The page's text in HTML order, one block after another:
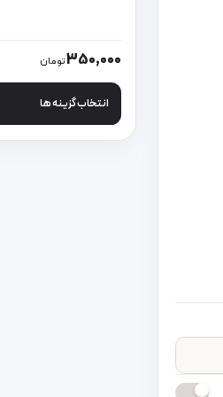
350,000تومان
انتخاب گزینه ها
این محصول دارای